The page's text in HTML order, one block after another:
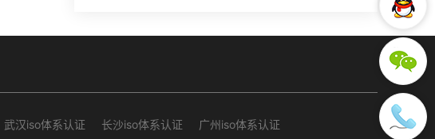
武汉iso体系认证 长沙iso体系认证 广州iso体系认证